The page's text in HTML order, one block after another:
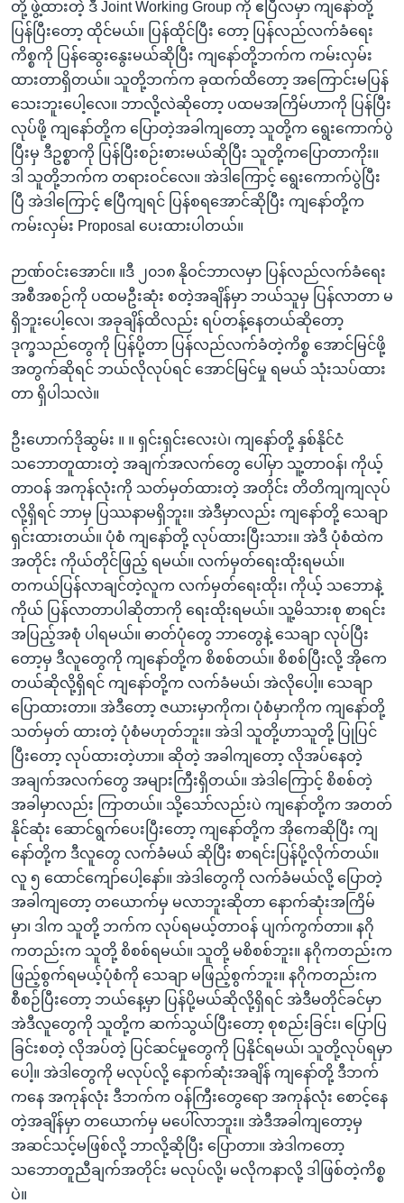
တို့ ဖွဲ့ထားတဲ့ ဒီ Joint Working Group ကို ဧပြီလမှာ ကျနော်တို့
ပြန်ပြီးတော့ ထိုင်မယ်။ ပြန်ထိုင်ပြီး တော့ ပြန်လည်လက်ခံရေး
ကိစ္စကို ပြန်ဆွေးနွေးမယ်ဆိုပြီး ကျနော်တို့ဘက်က ကမ်းလှမ်း
ထားတာရှိတယ်။ သူတို့ဘက်က ခုထက်ထိတော့ အကြောင်းမပြန်
သေးဘူးပေါ့လေ။ ဘာလို့လဲဆိုတော့ ပထမအကြိမ်ဟာကို ပြန်ပြီး
လုပ်ဖို့ ကျနော်တို့က ပြောတဲ့အခါကျတော့ သူတို့က ရွေးကောက်ပွဲ
ပြီးမှ ဒီဥစ္စာကို ပြန်ပြီးစဉ်းစားမယ်ဆိုပြီး သူတို့ကပြောတာကိုး။
ဒါ သူတို့ဘက်က တရားဝင်လေ။ အဲဒါကြောင့် ရွေးကောက်ပွဲပြီး
ပြီ အဲဒါကြောင့် ဧပြီကျရင် ပြန်စရအောင်ဆိုပြီး ကျနော်တို့က
ကမ်းလှမ်း Proposal ပေးထားပါတယ်။
ဉာဏ်ဝင်းအောင်။ ။ဒီ ၂၀၁၈ နိုဝင်ဘာလမှာ ပြန်လည်လက်ခံရေး
အစီအစဉ်ကို ပထမဦးဆုံး စတဲ့အချိန်မှာ ဘယ်သူမှ ပြန်လာတာ မ
ရှိဘူးပေါ့လေ၊ အခုချိန်ထိလည်း ရပ်တန့်နေတယ်ဆိုတော့
ဒုက္ခသည်တွေကို ပြန်ပို့တာ ပြန်လည်လက်ခံတဲ့ကိစ္စ အောင်မြင်ဖို့
အတွက်ဆိုရင် ဘယ်လိုလုပ်ရင် အောင်မြင်မှု ရမယ် သုံးသပ်ထား
တာ ရှိပါသလဲ။
ဦးဟောက်ဒိုဆွမ်း ။ ။ ရှင်းရှင်းလေးပဲ၊ ကျနော်တို့ နှစ်နိုင်ငံ
သဘောတူထားတဲ့ အချက်အလက်တွေ ပေါ်မှာ သူ့တာဝန်၊ ကိုယ့်
တာဝန် အကုန်လုံးကို သတ်မှတ်ထားတဲ့ အတိုင်း တိတိကျကျလုပ်
လို့ရှိရင် ဘာမှ ပြဿနာမရှိဘူး။ အဲဒီမှာလည်း ကျနော်တို့ သေချာ
ရှင်းထားတယ်။ ပုံစံ ကျနော်တို့ လုပ်ထားပြီးသား။ အဲဒီ ပုံစံထဲက
အတိုင်း ကိုယ်တိုင်ဖြည့် ရမယ်။ လက်မှတ်ရေးထိုးရမယ်။
တကယ်ပြန်လာချင်တဲ့လူက လက်မှတ်ရေးထိုး၊ ကိုယ့် သဘောနဲ့
ကိုယ် ပြန်လာတာပါဆိုတာကို ရေးထိုးရမယ်။ သူ့မိသားစု စာရင်း
အပြည့်အစုံ ပါရမယ်။ ဓာတ်ပုံတွေ ဘာတွေနဲ့ သေချာ လုပ်ပြီး
တော့မှ ဒီလူတွေကို ကျနော်တို့က စိစစ်တယ်။ စိစစ်ပြီးလို့ အိုကေ
တယ်ဆိုလို့ရှိရင် ကျနော်တို့က လက်ခံမယ်၊ အဲလိုပေါ့။ သေချာ
ပြောထားတာ။ အဲဒီတော့ ဇယားမှာကိုက၊ ပုံစံမှာကိုက ကျနော်တို့
သတ်မှတ် ထားတဲ့ ပုံစံမဟုတ်ဘူး။ အဲဒါ သူတို့ဟာသူတို့ ပြုပြင်
ပြီးတော့ လုပ်ထားတဲ့ဟာ။ ဆိုတဲ့ အခါကျတော့ လိုအပ်နေတဲ့
အချက်အလက်တွေ အများကြီးရှိတယ်။ အဲဒါကြောင့် စိစစ်တဲ့
အခါမှာလည်း ကြာတယ်။ သို့သော်လည်းပဲ ကျနော်တို့က အတတ်
နိုင်ဆုံး ဆောင်ရွက်ပေးပြီးတော့ ကျနော်တို့က အိုကေဆိုပြီး ကျ
နော်တို့က ဒီလူတွေ လက်ခံမယ် ဆိုပြီး စာရင်းပြန်ပို့လိုက်တယ်။
လူ ၅ ထောင်ကျော်ပေါ့နော်။ အဲဒါတွေကို လက်ခံမယ်လို့ ပြောတဲ့
အခါကျတော့ တယောက်မှ မလာဘူးဆိုတာ နောက်ဆုံးအကြိမ်
မှာ၊ ဒါက သူတို့ ဘက်က လုပ်ရမယ့်တာဝန် ပျက်ကွက်တာ။ နဂို
ကတည်းက သူတို့ စိစစ်ရမယ်။ သူတို့ မစိစစ်ဘူး။ နဂိုကတည်းက
ဖြည့်စွက်ရမယ့်ပုံစံကို သေချာ မဖြည့်စွက်ဘူး။ နဂိုကတည်းက
စီစဉ်ပြီးတော့ ဘယ်နေ့မှာ ပြန်ပို့မယ်ဆိုလို့ရှိရင် အဲဒီမတိုင်ခင်မှာ
အဲဒီလူတွေကို သူတို့က ဆက်သွယ်ပြီးတော့ စုစည်းခြင်း၊ ပြောပြ
ခြင်းစတဲ့ လိုအပ်တဲ့ ပြင်ဆင်မှုတွေကို ပြနိုင်ရမယ်၊ သူတို့လုပ်ရမှာ
ပေါ့။ အဲဒါတွေကို မလုပ်လို့ နောက်ဆုံးအချိန် ကျနော်တို့ ဒီဘက်
ကနေ အကုန်လုံး ဒီဘက်က ဝန်ကြီးတွေရော အကုန်လုံး စောင့်နေ
တဲ့အချိန်မှာ တယောက်မှ မပေါ်လာဘူး။ အဲဒီအခါကျတော့မှ
အဆင်သင့်မဖြစ်လို့ ဘာလို့ဆိုပြီး ပြောတာ။ အဲဒါကတော့
သဘောတူညီချက်အတိုင်း မလုပ်လို့၊ မလိုကနာလို့ ဒါဖြစ်တဲ့ကိစ္စ
ပဲ။